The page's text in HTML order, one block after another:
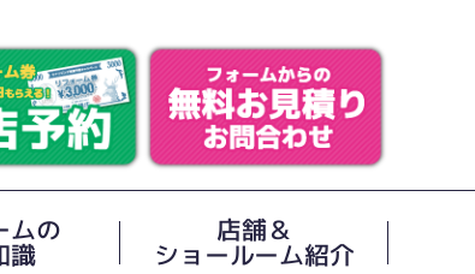
ムの
識
店舗＆
ショールーム紹介